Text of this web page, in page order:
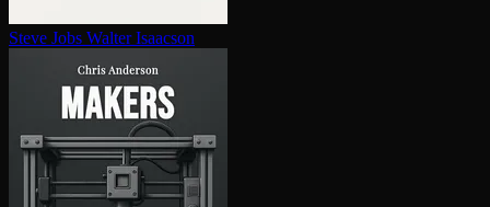
Steve Jobs Walter Isaacson